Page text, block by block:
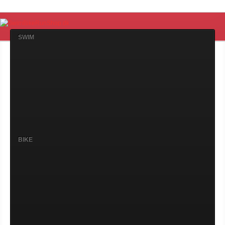
SWIM
BIKE